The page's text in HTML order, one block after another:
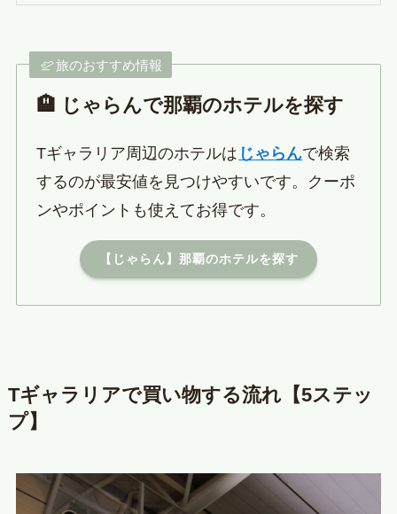
旅のおすすめ情報
🏨 じゃらんで那覇のホテルを探す
Tギャラリア周辺のホテルは じゃらんで検索
するのが最安値を見つけやすいです。クーポ
ンやポイントも使えてお得です。
【じゃらん】那覇のホテルを探す
Tギャラリアで買い物する流れ【5ステッ
プ】